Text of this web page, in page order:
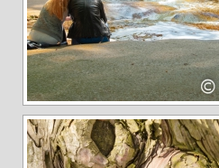
Kontakt
Bilder des Monats
2026
2025